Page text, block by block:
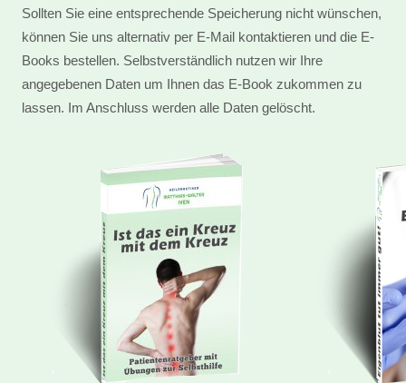
Sollten Sie eine entsprechende Speicherung nicht wünschen,
können Sie uns alternativ per E-Mail kontaktieren und die E-
Books bestellen. Selbstverständlich nutzen wir Ihre
angegebenen Daten um Ihnen das E-Book zukommen zu
lassen. Im Anschluss werden alle Daten gelöscht.